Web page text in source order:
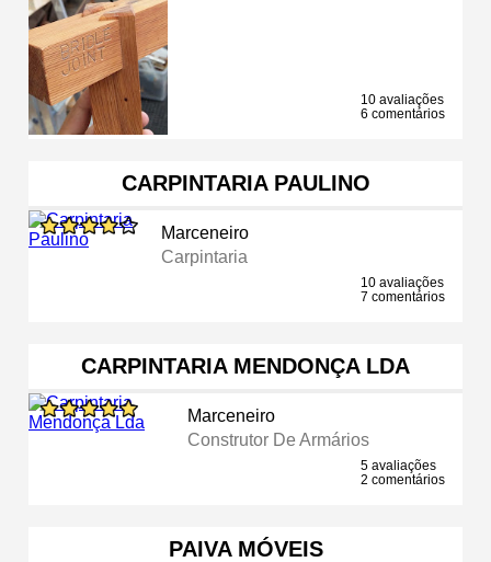
10 avaliações
6 comentários
CARPINTARIA PAULINO
Marceneiro
Carpintaria
10 avaliações
7 comentários
CARPINTARIA MENDONÇA LDA
Marceneiro
Construtor De Armários
5 avaliações
2 comentários
PAIVA MÓVEIS